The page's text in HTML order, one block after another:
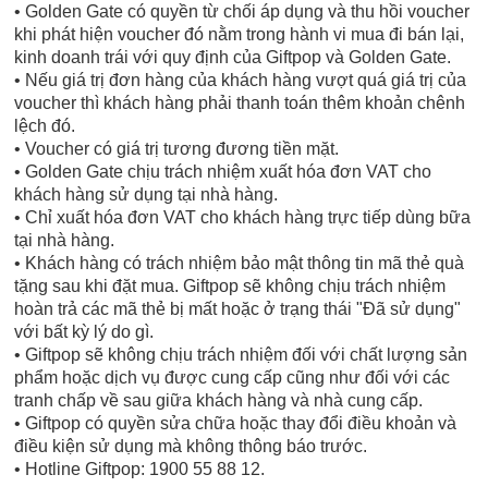
• Golden Gate có quyền từ chối áp dụng và thu hồi voucher
khi phát hiện voucher đó nằm trong hành vi mua đi bán lại,
kinh doanh trái với quy định của Giftpop và Golden Gate.
• Nếu giá trị đơn hàng của khách hàng vượt quá giá trị của
voucher thì khách hàng phải thanh toán thêm khoản chênh
lệch đó.
• Voucher có giá trị tương đương tiền mặt.
• Golden Gate chịu trách nhiệm xuất hóa đơn VAT cho
khách hàng sử dụng tại nhà hàng.
• Chỉ xuất hóa đơn VAT cho khách hàng trực tiếp dùng bữa
tại nhà hàng.
• Khách hàng có trách nhiệm bảo mật thông tin mã thẻ quà
tặng sau khi đặt mua. Giftpop sẽ không chịu trách nhiệm
hoàn trả các mã thẻ bị mất hoặc ở trạng thái "Đã sử dụng"
với bất kỳ lý do gì.
• Giftpop sẽ không chịu trách nhiệm đối với chất lượng sản
phẩm hoặc dịch vụ được cung cấp cũng như đối với các
tranh chấp về sau giữa khách hàng và nhà cung cấp.
• Giftpop có quyền sửa chữa hoặc thay đổi điều khoản và
điều kiện sử dụng mà không thông báo trước.
• Hotline Giftpop: 1900 55 88 12.